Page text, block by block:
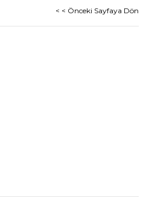
< < Önceki Sayfaya Dön